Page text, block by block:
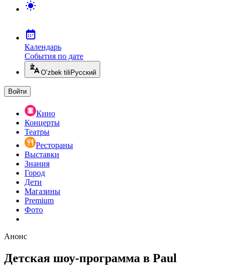
Календарь
События по дате
O’zbek tili Русский
Войти
Кино
Концерты
Театры
Рестораны
Выставки
Знания
Город
Дети
Магазины
Premium
Фото
Анонс
Детская шоу-программа в Paul